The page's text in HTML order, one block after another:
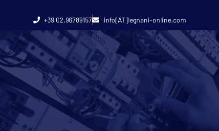
+39 02.96789157 info[AT]legnani-online.com